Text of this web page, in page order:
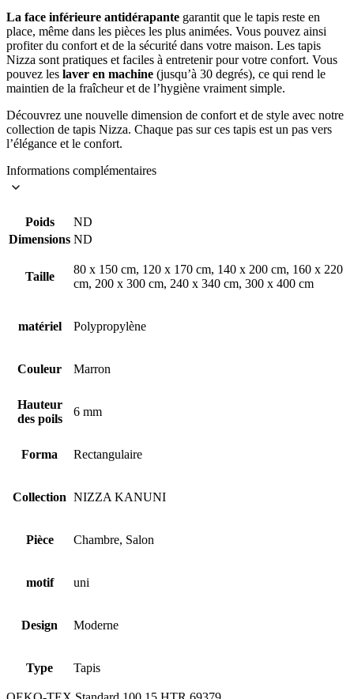
La face inférieure antidérapante garantit que le tapis reste en
place, même dans les pièces les plus animées. Vous pouvez ainsi
profiter du confort et de la sécurité dans votre maison. Les tapis
Nizza sont pratiques et faciles à entretenir pour votre confort. Vous
pouvez les laver en machine (jusqu’à 30 degrés), ce qui rend le
maintien de la fraîcheur et de l’hygiène vraiment simple.
Découvrez une nouvelle dimension de confort et de style avec notre
collection de tapis Nizza. Chaque pas sur ces tapis est un pas vers
l’élégance et le confort.
Informations complémentaires
Poids
ND
Dimensions ND
Taille
80 x 150 cm, 120 x 170 cm, 140 x 200 cm, 160 x 220
cm, 200 x 300 cm, 240 x 340 cm, 300 x 400 cm
matériel Polypropylène
Couleur Marron
Hauteur
des poils
6 mm
Forma Rectangulaire
Collection NIZZA KANUNI
Pièce Chambre, Salon
motif uni
Design Moderne
Type Tapis